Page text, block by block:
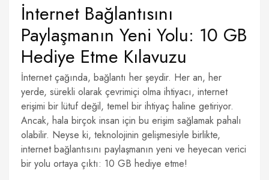
İnternet Bağlantısını
Paylaşmanın Yeni Yolu: 10 GB
Hediye Etme Kılavuzu
İnternet çağında, bağlantı her şeydir. Her an, her
yerde, sürekli olarak çevrimiçi olma ihtiyacı, internet
erişimi bir lütuf değil, temel bir ihtiyaç haline getiriyor.
Ancak, hala birçok insan için bu erişim sağlamak pahalı
olabilir. Neyse ki, teknolojinin gelişmesiyle birlikte,
internet bağlantısını paylaşmanın yeni ve heyecan verici
bir yolu ortaya çıktı: 10 GB hediye etme!